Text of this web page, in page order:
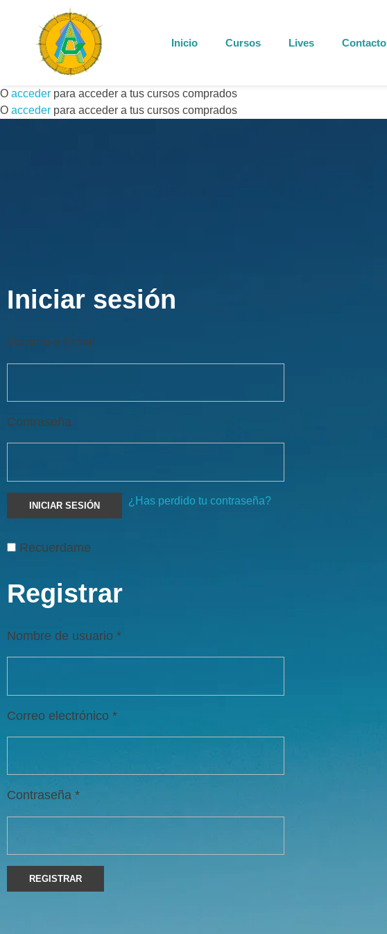
Inicio Cursos Lives Contacto
O acceder para acceder a tus cursos comprados
O acceder para acceder a tus cursos comprados
Iniciar sesión
Usuario o Email
Contraseña
¿Has perdido tu contraseña?
Recuerdame
Registrar
Nombre de usuario *
Correo electrónico *
Contraseña *